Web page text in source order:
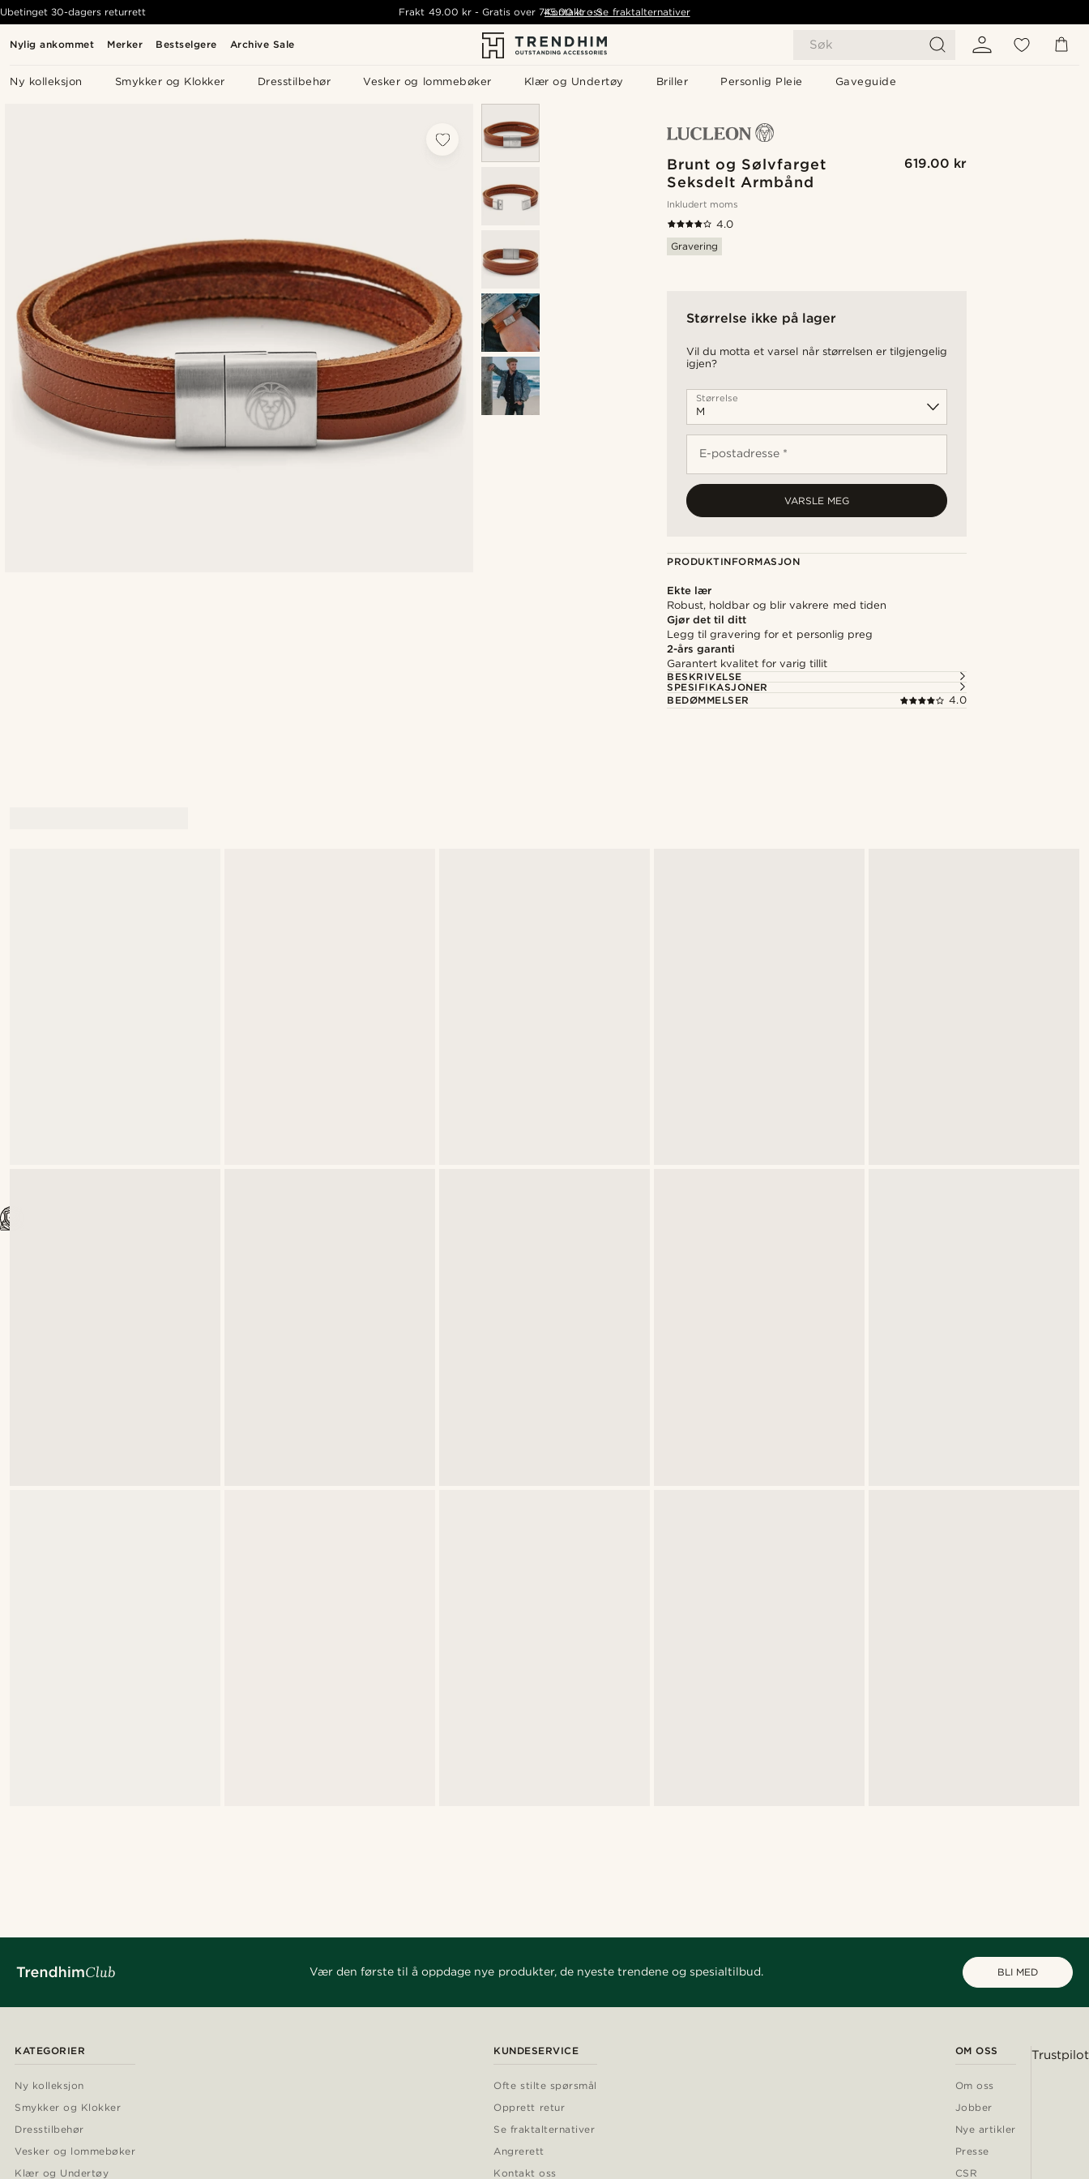
Nylig ankommet Merker Bestselgere Archive Sale Søk
Ny kolleksjon Smykker og Klokker Dresstilbehør Vesker og lommebøker Klær og Undertøy Briller Personlig Pleie Gaveguide
Ubetinget 30-dagers returrett Frakt 49.00 kr- Gratis over 745.00 kr - Se fraktalternativer
Kontakt oss
Brunt og Sølvfarget
Seksdelt Armbånd
619.00 kr
Inkludert moms
4.0
Gravering
Størrelse ikke på lager
Vil du motta et varsel når størrelsen er tilgjengelig
igjen?
Størrelse
E-postadresse *
VARSLE MEG
PRODUKTINFORMASJON
Ekte lær
Robust, holdbar og blir vakrere med tiden
Gjør det til ditt
Legg til gravering for et personlig preg
2-års garanti
Garantert kvalitet for varig tillit
BESKRIVELSE
SPESIFIKASJONER
BEDØMMELSER
4.0
Vær den første til å oppdage nye produkter, de nyeste trendene og spesialtilbud. BLI MED
KATEGORIER
Ny kolleksjon
Smykker og Klokker
Dresstilbehør
Vesker og lommebøker
Klær og Undertøy
KUNDESERVICE
Ofte stilte spørsmål
Opprett retur
Se fraktalternativer
Angrerett
Kontakt oss
OM OSS
Om oss
Jobber
Nye artikler
Presse
CSR
Trustpilot